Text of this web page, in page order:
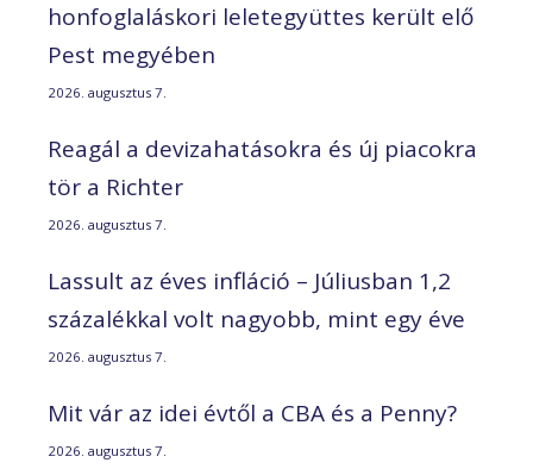
honfoglaláskori leletegyüttes került elő
Pest megyében
2026. augusztus 7.
Reagál a devizahatásokra és új piacokra
tör a Richter
2026. augusztus 7.
Lassult az éves infláció – Júliusban 1,2
százalékkal volt nagyobb, mint egy éve
2026. augusztus 7.
Mit vár az idei évtől a CBA és a Penny?
2026. augusztus 7.